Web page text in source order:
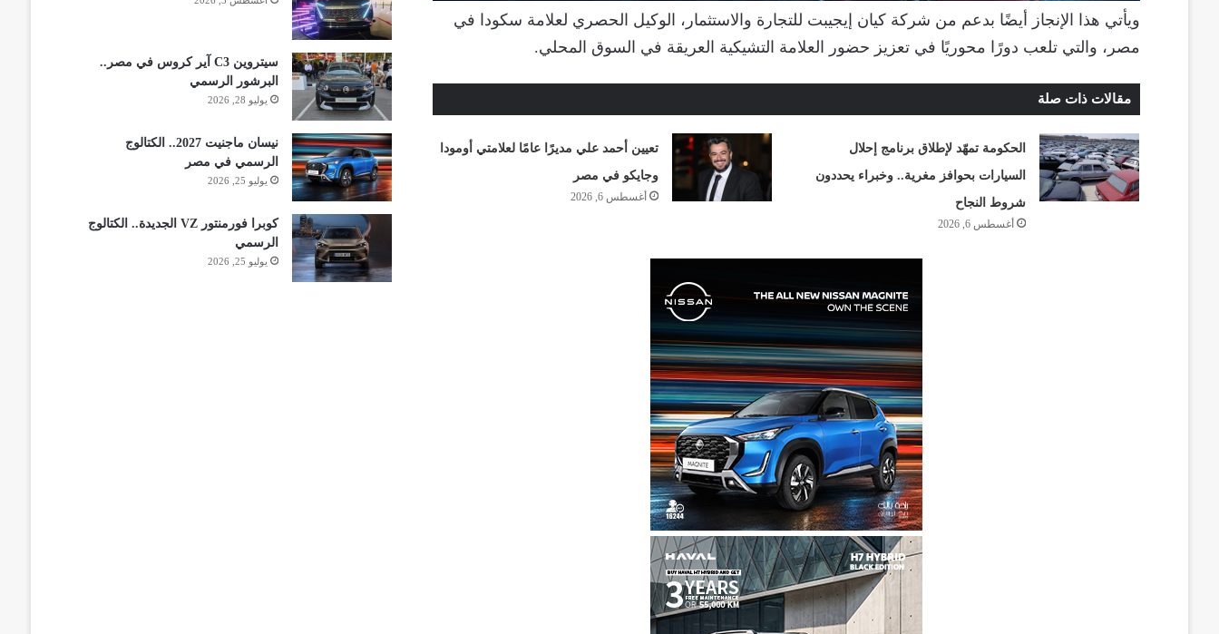
ويأتي هذا الإنجاز أيضًا بدعم من شركة كيان إيجيبت للتجارة والاستثمار، الوكيل الحصري لعلامة سكودا في
مصر، والتي تلعب دورًا محوريًا في تعزيز حضور العلامة التشيكية العريقة في السوق المحلي.
مقالات ذات صلة
الحكومة تمهّد لإطلاق برنامج إحلال
السيارات بحوافز مغرية.. وخبراء يحددون
شروط النجاح
أغسطس 6, 2026
تعيين أحمد علي مديرًا عامًا لعلامتي أومودا
وجايكو في مصر
أغسطس 6, 2026
سيتروين C3 آير كروس في مصر..
البرشور الرسمي
يوليو 28, 2026
نيسان ماجنيت 2027.. الكتالوج
الرسمي في مصر
يوليو 25, 2026
كوبرا فورمنتور VZ الجديدة.. الكتالوج
الرسمي
يوليو 25, 2026